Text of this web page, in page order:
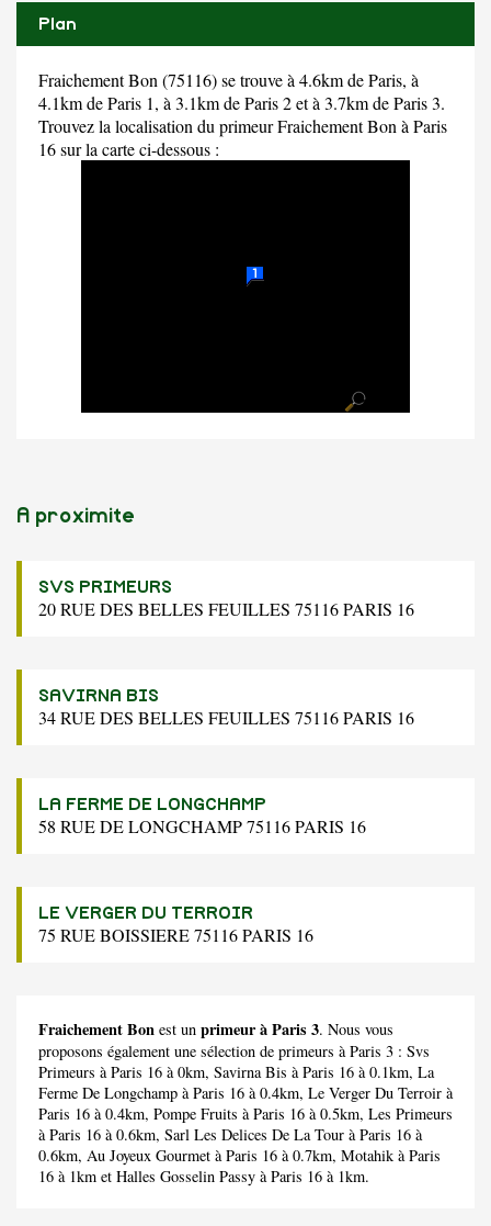
Plan
Fraichement Bon (75116) se trouve à 4.6km de Paris, à
4.1km de Paris 1, à 3.1km de Paris 2 et à 3.7km de Paris 3.
Trouvez la localisation du primeur Fraichement Bon à Paris
16 sur la carte ci-dessous :
A proximite
SVS PRIMEURS
20 RUE DES BELLES FEUILLES 75116 PARIS 16
SAVIRNA BIS
34 RUE DES BELLES FEUILLES 75116 PARIS 16
LA FERME DE LONGCHAMP
58 RUE DE LONGCHAMP 75116 PARIS 16
LE VERGER DU TERROIR
75 RUE BOISSIERE 75116 PARIS 16
Fraichement Bon est un primeur à Paris 3. Nous vous
proposons également une sélection de primeurs à Paris 3 : Svs
Primeurs à Paris 16 à 0km, Savirna Bis à Paris 16 à 0.1km, La
Ferme De Longchamp à Paris 16 à 0.4km, Le Verger Du Terroir à
Paris 16 à 0.4km, Pompe Fruits à Paris 16 à 0.5km, Les Primeurs
à Paris 16 à 0.6km, Sarl Les Delices De La Tour à Paris 16 à
0.6km, Au Joyeux Gourmet à Paris 16 à 0.7km, Motahik à Paris
16 à 1km et Halles Gosselin Passy à Paris 16 à 1km.